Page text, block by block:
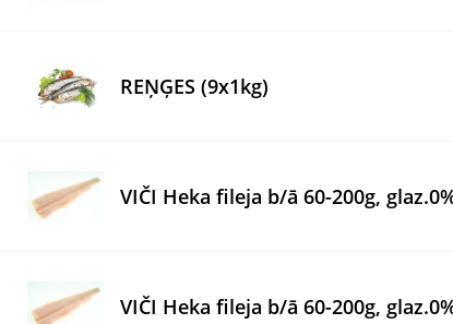
REŅĢES (9x1kg)
VIČI Heka fileja b/ā 60-200g,
VIČI Heka fileja b/ā 60-200g,